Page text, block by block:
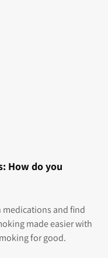
How do you
medications and find
made easier with
for good.